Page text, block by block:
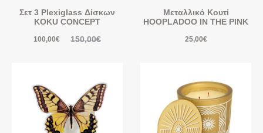
Σετ 3 Plexiglass Δίσκων
KOKU CONCEPT
150,00€
100,00€
Μεταλλικό Κουτί
HOOPLADOO IN THE PINK
25,00€